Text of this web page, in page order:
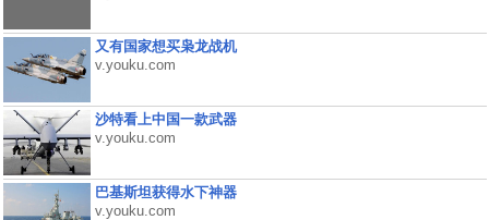
又有国家想买枭龙战机
v.youku.com
沙特看上中国一款武器
v.youku.com
巴基斯坦获得水下神器
v.youku.com